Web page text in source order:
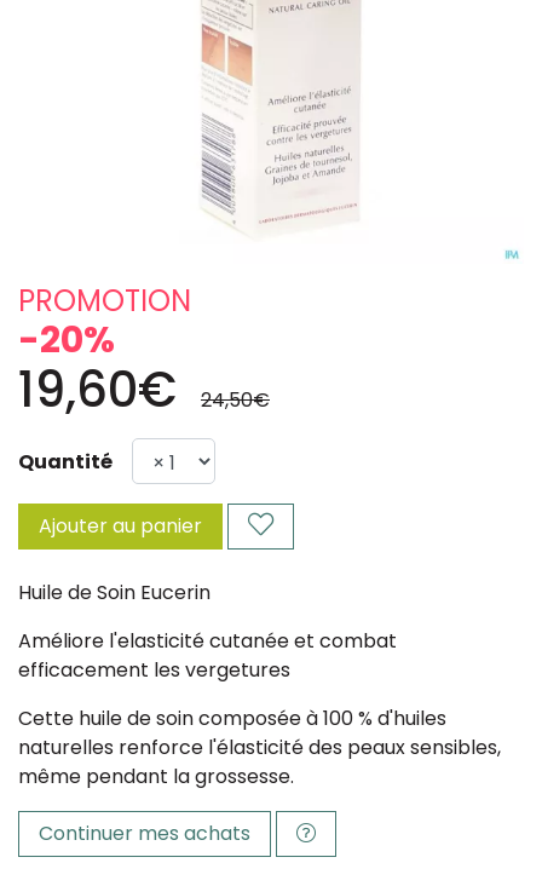
PROMOTION
-20%
19,60€ 24,50€
Quantité
Ajouter au panier
Huile de Soin Eucerin
Améliore l'elasticité cutanée et combat
efficacement les vergetures
Cette huile de soin composée à 100 % d'huiles
naturelles renforce l'élasticité des peaux sensibles,
même pendant la grossesse.
Continuer mes achats